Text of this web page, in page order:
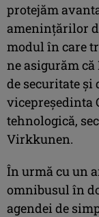
protejăm
ameninţărilor
modul în care
ne asigurăm
de securitate şi
vicepreşedinta
tehnologică,
Virkkunen.
În urmă cu un
omnibusul în
agendei de